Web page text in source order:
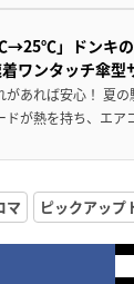
」ドンキ
ワンタッチ傘型
あれば安心！ 夏
ドが熱を持ち、エ
マ ピックアップ